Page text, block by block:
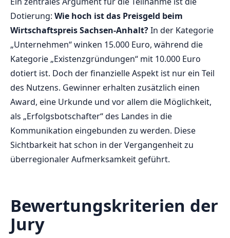
Dotierung: Wie hoch ist das Preisgeld beim
Wirtschaftspreis Sachsen-Anhalt?In der Kategorie
„Unternehmen“ winken 15.000 Euro, während die
Kategorie „Existenzgründungen“ mit 10.000 Euro
dotiert ist. Doch der finanzielle Aspekt ist nur ein Teil
des Nutzens. Gewinner erhalten zusätzlich einen
Award, eine Urkunde und vor allem die Möglichkeit,
als „Erfolgsbotschafter“ des Landes in die
Kommunikation eingebunden zu werden. Diese
Sichtbarkeit hat schon in der Vergangenheit zu
überregionaler Aufmerksamkeit geführt.
Bewertungskriterien der
Jury